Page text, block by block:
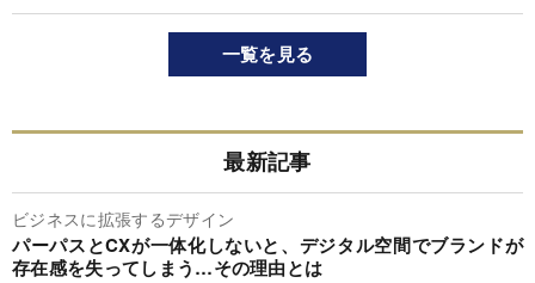
一覧を見る
最新記事
ビジネスに拡張するデザイン
パーパスとCXが一体化しないと、デジタル空間でブランドが
存在感を失ってしまう…その理由とは